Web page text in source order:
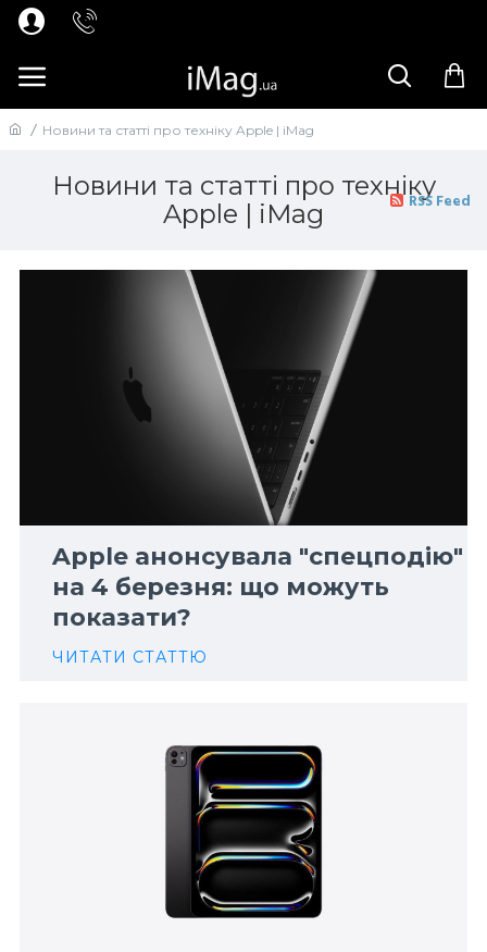
Новини та статті про техніку Apple | iMag
Новини та статті про техніку
Apple | iMag
RSS Feed
Apple анонсувала "спецподію"
на 4 березня: що можуть
показати?
ЧИТАТИ СТАТТЮ